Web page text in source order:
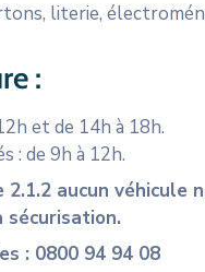
literie,
:
et de 14h à 18h.
: de 9h à 12h.
aucun
sécurisation.
: 0800 94 94 08